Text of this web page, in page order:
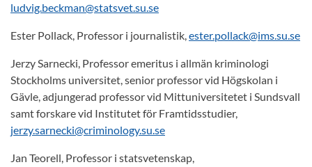
ludvig.beckman@statsvet.su.se
Ester Pollack, Professor i journalistik,ester.pollack@ims.su.se
Jerzy Sarnecki, Professor emeritus i allmän kriminologi
Stockholms universitet, senior professor vid Högskolan i
Gävle, adjungerad professor vid Mittuniversitetet i Sundsvall
samt forskare vid Institutet för Framtidsstudier,
jerzy.sarnecki@criminology.su.se
Jan Teorell, Professor i statsvetenskap,